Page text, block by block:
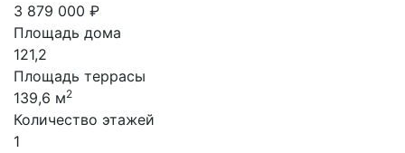
3 879 000 ₽
Площадь дома
121,2
Площадь террасы
139,6 м2
Количество этажей
1